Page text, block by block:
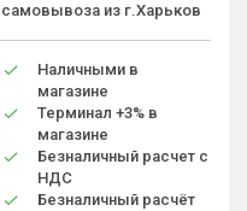
самовывоза из г.Харьков
Наличными в
магазине
Терминал +3% в
магазине
Безналичный расчет с
НДС
Безналичный расчёт